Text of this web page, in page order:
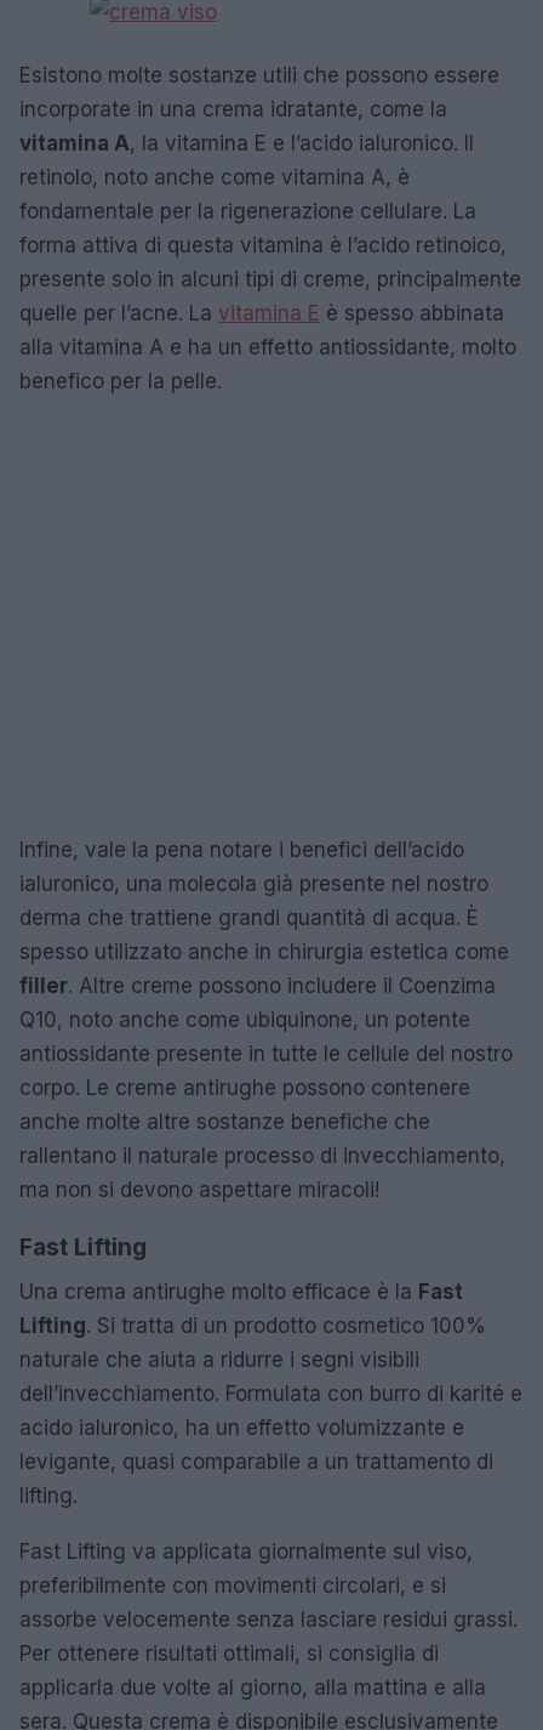
Esistono molte sostanze utili che possono essere
incorporate in una crema idratante, come la
vitamina A, la vitamina E e l’acido ialuronico. Il
retinolo, noto anche come vitamina A, è
fondamentale per la rigenerazione cellulare. La
forma attiva di questa vitamina è l’acido retinoico,
presente solo in alcuni tipi di creme, principalmente
quelle per l’acne. La vitamina E è spesso abbinata
alla vitamina A e ha un effetto antiossidante, molto
benefico per la pelle.
Infine, vale la pena notare i benefici dell’acido
ialuronico, una molecola già presente nel nostro
derma che trattiene grandi quantità di acqua. È
spesso utilizzato anche in chirurgia estetica come
filler. Altre creme possono includere il Coenzima
Q10, noto anche come ubiquinone, un potente
antiossidante presente in tutte le cellule del nostro
corpo. Le creme antirughe possono contenere
anche molte altre sostanze benefiche che
rallentano il naturale processo di invecchiamento,
ma non si devono aspettare miracoli!
Fast Lifting
Una crema antirughe molto efficace è la Fast
Lifting. Si tratta di un prodotto cosmetico 100%
naturale che aiuta a ridurre i segni visibili
dell’invecchiamento. Formulata con burro di karité e
acido ialuronico, ha un effetto volumizzante e
levigante, quasi comparabile a un trattamento di
lifting.
Fast Lifting va applicata giornalmente sul viso,
preferibilmente con movimenti circolari, e si
assorbe velocemente senza lasciare residui grassi.
Per ottenere risultati ottimali, si consiglia di
applicarla due volte al giorno, alla mattina e alla
sera. Questa crema è disponibile esclusivamente